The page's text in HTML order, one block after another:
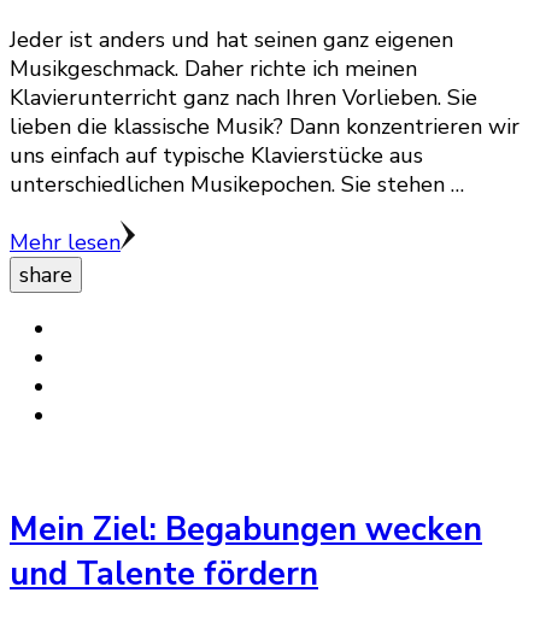
Jeder ist anders und hat seinen ganz eigenen
Musikgeschmack. Daher richte ich meinen
Klavierunterricht ganz nach Ihren Vorlieben. Sie
lieben die klassische Musik? Dann konzentrieren wir
uns einfach auf typische Klavierstücke aus
unterschiedlichen Musikepochen. Sie stehen …
Mehr lesen
share
Mein Ziel: Begabungen wecken
und Talente fördern